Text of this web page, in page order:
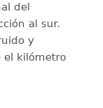
del
al sur.
y
el kilómetro